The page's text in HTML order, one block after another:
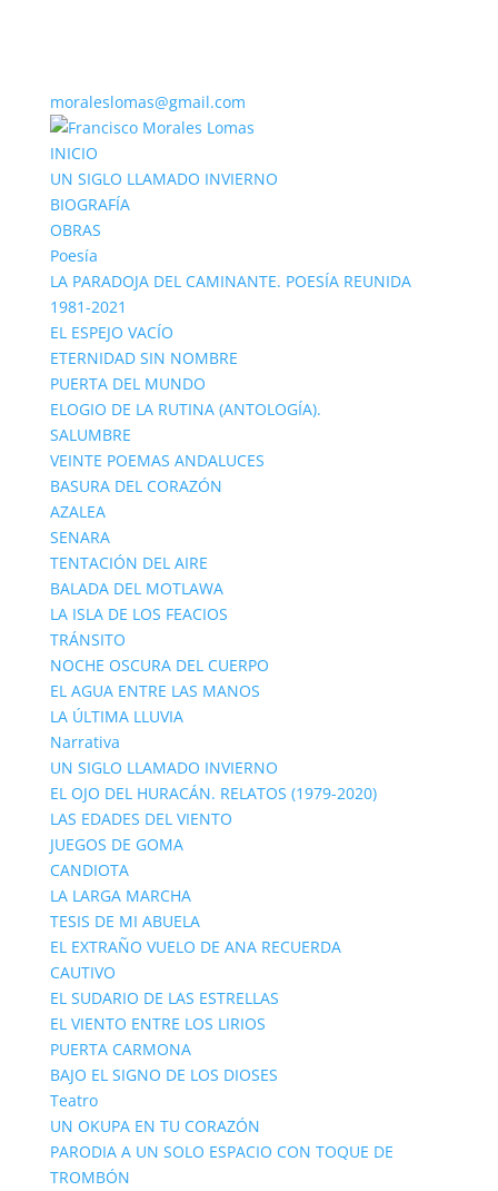
moraleslomas@gmail.com
INICIO
UN SIGLO LLAMADO INVIERNO
BIOGRAFÍA
OBRAS
Poesía
LA PARADOJA DEL CAMINANTE. POESÍA REUNIDA
1981-2021
EL ESPEJO VACÍO
ETERNIDAD SIN NOMBRE
PUERTA DEL MUNDO
ELOGIO DE LA RUTINA (ANTOLOGÍA).
SALUMBRE
VEINTE POEMAS ANDALUCES
BASURA DEL CORAZÓN
AZALEA
SENARA
TENTACIÓN DEL AIRE
BALADA DEL MOTLAWA
LA ISLA DE LOS FEACIOS
TRÁNSITO
NOCHE OSCURA DEL CUERPO
EL AGUA ENTRE LAS MANOS
LA ÚLTIMA LLUVIA
Narrativa
UN SIGLO LLAMADO INVIERNO
EL OJO DEL HURACÁN. RELATOS (1979-2020)
LAS EDADES DEL VIENTO
JUEGOS DE GOMA
CANDIOTA
LA LARGA MARCHA
TESIS DE MI ABUELA
EL EXTRAÑO VUELO DE ANA RECUERDA
CAUTIVO
EL SUDARIO DE LAS ESTRELLAS
EL VIENTO ENTRE LOS LIRIOS
PUERTA CARMONA
BAJO EL SIGNO DE LOS DIOSES
Teatro
UN OKUPA EN TU CORAZÓN
PARODIA A UN SOLO ESPACIO CON TOQUE DE
TROMBÓN